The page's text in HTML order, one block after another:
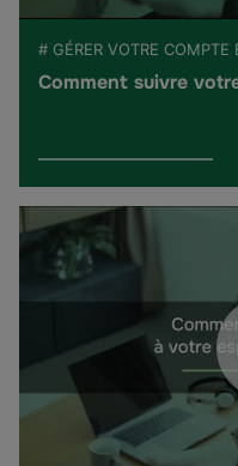
# GÉRER VOTRE COMPTE
Comment suivre